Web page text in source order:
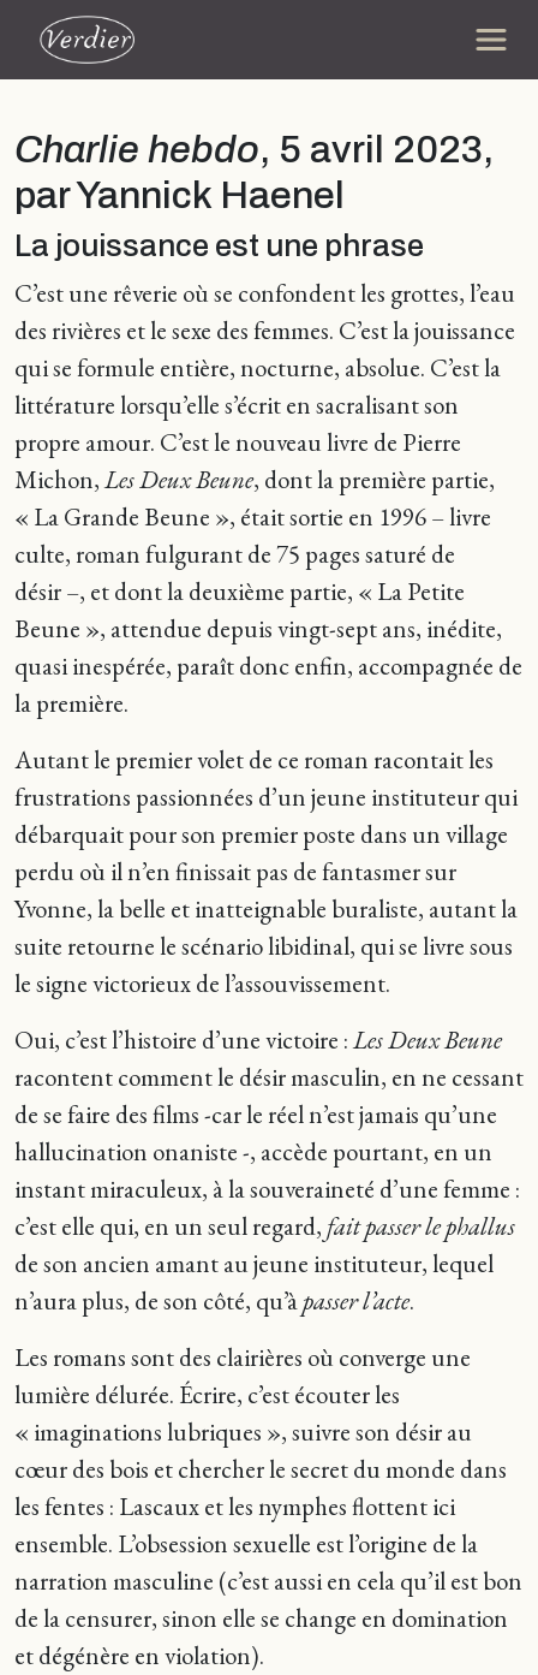
Charlie hebdo, 5 avril 2023,
par Yannick Haenel
La jouissance est une phrase
C’est une rêverie où se confondent les grottes, l’eau
des rivières et le sexe des femmes. C’est la jouissance
qui se formule entière, nocturne, absolue. C’est la
littérature lorsqu’elle s’écrit en sacralisant son
propre amour. C’est le nouveau livre de Pierre
Michon,Les Deux Beune, dont la première partie,
« La Grande Beune », était sortie en 1996 – livre
culte, roman fulgurant de 75 pages saturé de
désir –, et dont la deuxième partie, « La Petite
Beune », attendue depuis vingt-sept ans, inédite,
quasi inespérée, paraît donc enfin, accompagnée de
la première.
Autant le premier volet de ce roman racontait les
frustrations passionnées d’un jeune instituteur qui
débarquait pour son premier poste dans un village
perdu où il n’en finissait pas de fantasmer sur
Yvonne, la belle et inatteignable buraliste, autant la
suite retourne le scénario libidinal, qui se livre sous
le signe victorieux de l’assouvissement.
Oui, c’est l’histoire d’une victoire :Les Deux Beune
racontent comment le désir masculin, en ne cessant
de se faire des films -car le réel n’est jamais qu’une
hallucination onaniste -, accède pourtant, en un
instant miraculeux, à la souveraineté d’une femme :
c’est elle qui, en un seul regard, fait passer le phallus
de son ancien amant au jeune instituteur, lequel
n’aura plus, de son côté, qu’àpasser l’acte.
Les romans sont des clairières où converge une
lumière délurée. Écrire, c’est écouter les
« imaginations lubriques », suivre son désir au
cœur des bois et chercher le secret du monde dans
les fentes : Lascaux et les nymphes flottent ici
ensemble. L’obsession sexuelle est l’origine de la
narration masculine (c’est aussi en cela qu’il est bon
de la censurer, sinon elle se change en domination
et dégénère en violation).